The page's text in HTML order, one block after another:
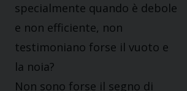
specialmente quando è debole
e non efficiente, non
testimoniano forse il vuoto e
la noia?
Non sono forse il segno di